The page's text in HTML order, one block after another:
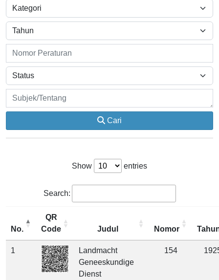
Cari
Show entries
Search:
No.
QR
Code
Judul Nomor
1
Landmacht
Geneeskundige
Dienst
154